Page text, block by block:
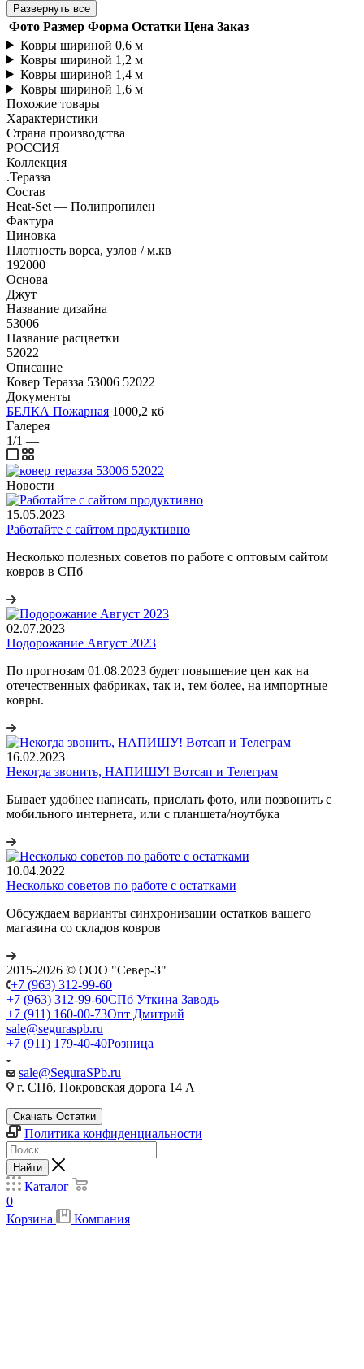
Развернуть все
Фото Размер Форма Остатки Цена Заказ
Ковры шириной 0,6 м
Ковры шириной 1,2 м
Ковры шириной 1,4 м
Ковры шириной 1,6 м
Похожие товары
Характеристики
Страна производства
РОССИЯ
Коллекция
.Теразза
Состав
Heat-Set — Полипропилен
Фактура
Циновка
Плотность ворса, узлов / м.кв
192000
Основа
Джут
Название дизайна
53006
Название расцветки
52022
Описание
Ковер Теразза 53006 52022
Документы
БЕЛКА Пожарная 1000,2 кб
Галерея
1/1 —
Новости
15.05.2023
Работайте с сайтом продуктивно
Несколько полезных советов по работе с оптовым сайтом
ковров в СПб
02.07.2023
Подорожание Август 2023
По прогнозам 01.08.2023 будет повышение цен как на
отечественных фабриках, так и, тем более, на импортные
ковры.
16.02.2023
Некогда звонить, НАПИШУ! Вотсап и Телеграм
Бывает удобнее написать, прислать фото, или позвонить с
мобильного интернета, или с планшета/ноутбука
10.04.2022
Несколько советов по работе с остатками
Обсуждаем варианты синхронизации остатков вашего
магазина со складов ковров
2015-2026 © ООО "Север-З"
+7 (963) 312-99-60
+7 (963) 312-99-60СПб Уткина Заводь
+7 (911) 160-00-73Опт Дмитрий
sale@seguraspb.ru
+7 (911) 179-40-40Розница
sale@SeguraSPb.ru
г. СПб, Покровская дорога 14 А
Скачать Остатки
Политика конфиденциальности
Найти
Каталог
0
Корзина
Компания